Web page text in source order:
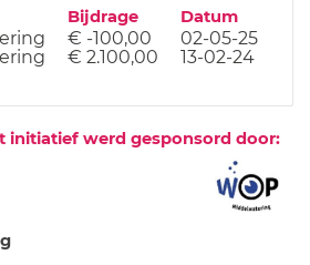
Bijdrage Datum
€ -100,00
02-05-25
€ 2.100,00 13-02-24
initiatief werd gesponsord door: